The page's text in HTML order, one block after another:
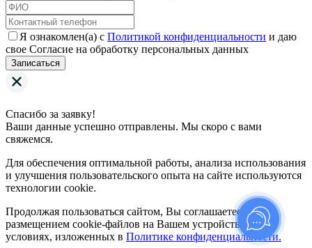
Я ознакомлен(а) с Политикой конфиденциальности и даю
свое Согласие на обработку персональных данных
Записаться
Спасибо за заявку!
Ваши данные успешно отправлены. Мы скоро с вами
свяжемся.
Для обеспечения оптимальной работы, анализа использования
и улучшения пользовательского опыта на сайте используются
технологии cookie.
Продолжая пользоваться сайтом, Вы соглашаетесь с
размещением cookie-файлов на Вашем устройстве на
условиях, изложенных в Политике конфиденциальности.